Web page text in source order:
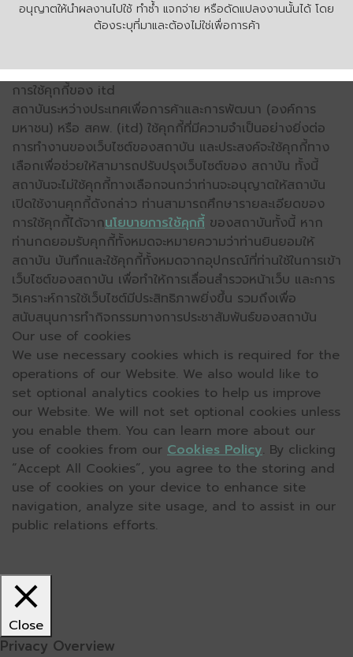
อนุญาตให้นำผลงานไปใช้ ทำซ้ำ แจกจ่าย หรือดัดแปลงงานนั้นได้ โดย
ต้องระบุที่มาและต้องไม่ใช่เพื่อการค้า
การใช้คุกกี้ของ itd
สถาบันระหว่างประเทศเพื่อการค้าและการพัฒนา (องค์การ
มหาชน) หรือ สคพ. (itd) ใช้คุกกี้ที่มีความจำเป็นอย่างยิ่งต่อ
การทำงานของเว็บไซต์ของสถาบัน และประสงค์จะใช้คุกกี้ทาง
เลือกเพื่อช่วยให้สามารถปรับปรุงเว็บไซต์ของ สถาบัน ทั้งนี้
สถาบันจะไม่ใช้คุกกี้ทางเลือกจนกว่าท่านจะอนุญาตให้สถาบัน
เปิดใช้งานคุกกี้ดังกล่าว ท่านสามารถศึกษารายละเอียดของ
การใช้คุกกี้ได้จากนโยบายการใช้คุกกี้ ของสถาบันทั้งนี้ หาก
ท่านกดยอมรับคุกกี้ทั้งหมดจะหมายความว่าท่านยินยอมให้
สถาบัน บันทึกและใช้คุกกี้ทั้งหมดจากอุปกรณ์ที่ท่านใช้ในการเข้า
เว็บไซต์ของสถาบัน เพื่อทำให้การเลื่อนสำรวจหน้าเว็บ และการ
วิเคราะห์การใช้เว็บไซต์มีประสิทธิภาพยิ่งขึ้น รวมถึงเพื่อ
สนับสนุนการทำกิจกรรมทางการประชาสัมพันธ์ของสถาบัน
Our use of cookies
We use necessary cookies which is required for the
operations of our Website. We also would like to
set optional analytics cookies to help us improve
our Website. We will not set optional cookies unless
you enable them. You can learn more about our
use of cookies from our Cookies Policy. By clicking
“Accept All Cookies”, you agree to the storing and
use of cookies on your device to enhance site
navigation, analyze site usage, and to assist in our
public relations efforts.
Close
Privacy Overview